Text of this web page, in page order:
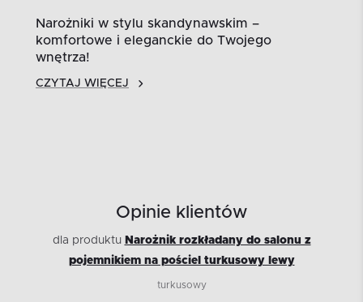
Narożniki w stylu skandynawskim –
komfortowe i eleganckie do Twojego
wnętrza!
CZYTAJ WIĘCEJ
Opinie klientów
dla produktu Narożnik rozkładany do salonu z
pojemnikiem na pościel turkusowy lewy
turkusowy